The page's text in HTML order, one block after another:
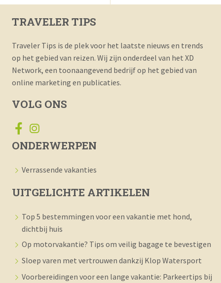
TRAVELER TIPS
Traveler Tips is de plek voor het laatste nieuws en trends
op het gebied van reizen. Wij zijn onderdeel van het XD
Network, een toonaangevend bedrijf op het gebied van
online marketing en publicaties.
VOLG ONS
ONDERWERPEN
Verrassende vakanties
UITGELICHTE ARTIKELEN
Top 5 bestemmingen voor een vakantie met hond,
dichtbij huis
Op motorvakantie? Tips om veilig bagage te bevestigen
Sloep varen met vertrouwen dankzij Klop Watersport
Voorbereidingen voor een lange vakantie: Parkeertips bij